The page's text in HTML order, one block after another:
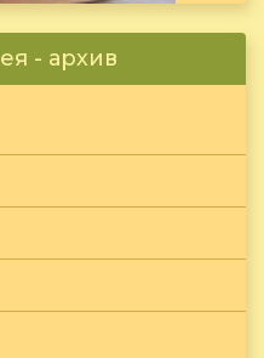
- архив